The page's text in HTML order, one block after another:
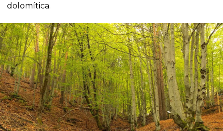
dolomítica.